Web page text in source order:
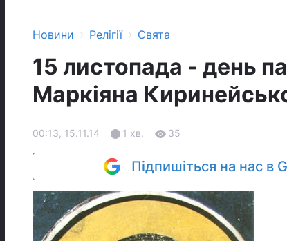
Новини › Релігії › Свята
15 листопада - день
Маркіяна
00:13, 15.11.14 1 хв. 35
Підпишіться на нас в